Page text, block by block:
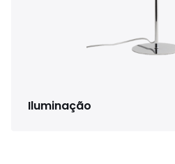
Iluminação